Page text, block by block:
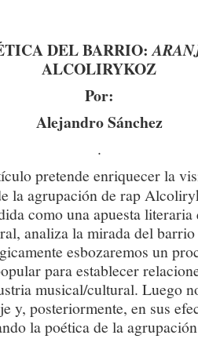
DEL BARRIO:
ALCOLIRYKOZ
Por:
Alejandro Sánchez
.
pretende enriquecer la
la agrupación de rap
como una apuesta
analiza la mirada del
esbozaremos un
para establecer
musical/cultural. Luego
y, posteriormente, en sus
la poética de la